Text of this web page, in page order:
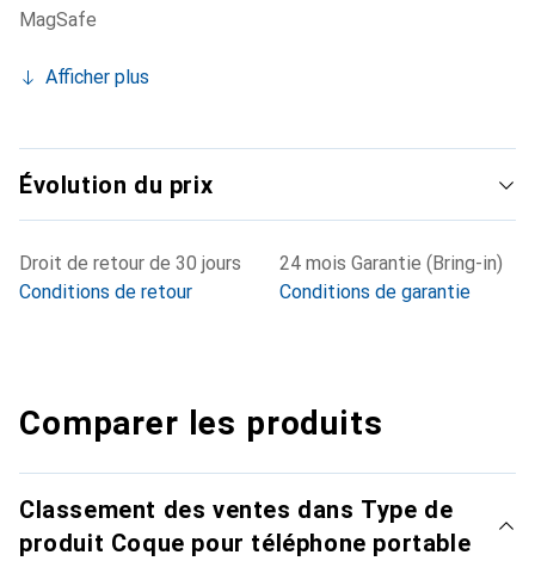
MagSafe
Afficher plus
Évolution du prix
Droit de retour de 30 jours
Conditions de retour
24 mois Garantie (Bring-in)
Conditions de garantie
Comparer les produits
Classement des ventes dans Type de
produit Coque pour téléphone portable